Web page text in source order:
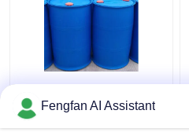
IME Polímero catiónico
acuoso para
electrofijación de
Fengfan AI Assistant